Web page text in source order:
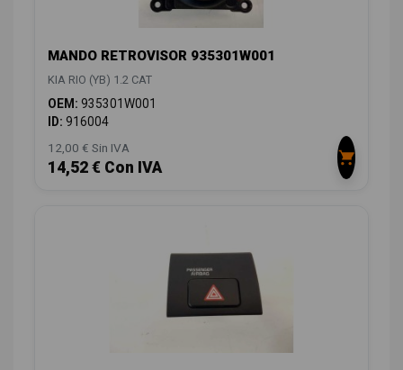
MANDO RETROVISOR 935301W001
KIA RIO (YB) 1.2 CAT
OEM: 935301W001
ID: 916004
12,00 € Sin IVA
14,52 € Con IVA